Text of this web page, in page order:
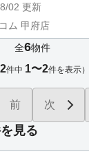
02 更新
ム 甲府店
見る
全6物件
2件中 1〜2件を表示）
前 次